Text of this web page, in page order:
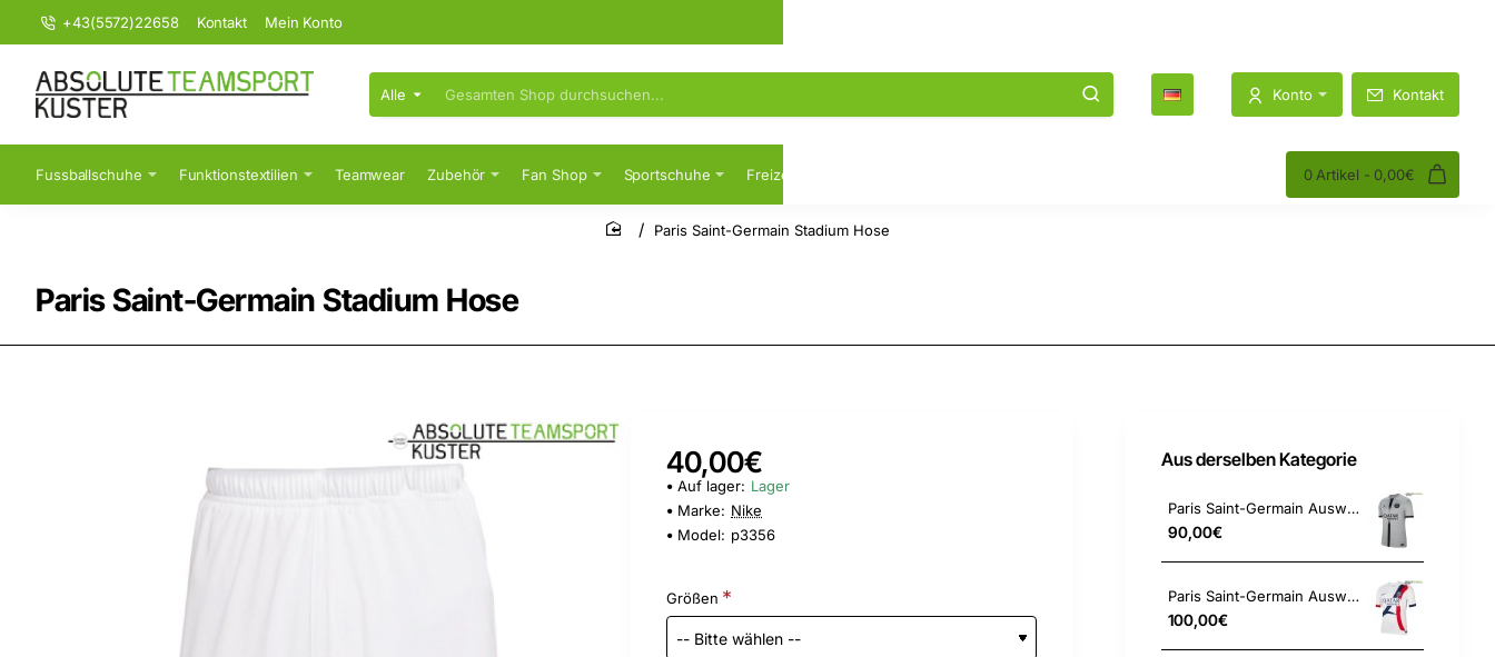
+43(5572)22658 Kontakt Mein Konto
Alle
Gesamten
Shop
Konto Kontakt
Fussballschuhe Funktionstextilien Teamwear Zubehör Fan Shop Sportschuhe Freizeit 0 Artikel - 0,00€
Paris Saint-Germain Stadium Hose
home
Paris Saint-Germain Stadium Hose
40,00€
Auf lager: Lager
Marke: Nike
Model: p3356
Größen
Aus derselben Kategorie
Paris Saint-Germain Auswärts Trikot
90,00€
Paris Saint-Germain Auswärts Trikot
100,00€